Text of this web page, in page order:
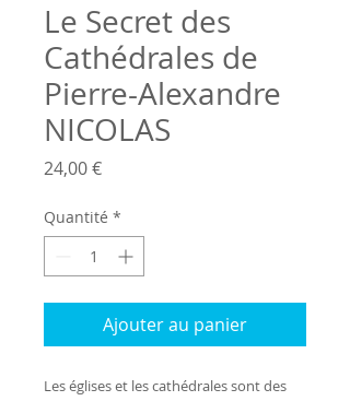
Le Secret des
Cathédrales de
Pierre-Alexandre
NICOLAS
24,00 €Prix
Quantité *
Ajouter au panier
Les églises et les cathédrales sont des